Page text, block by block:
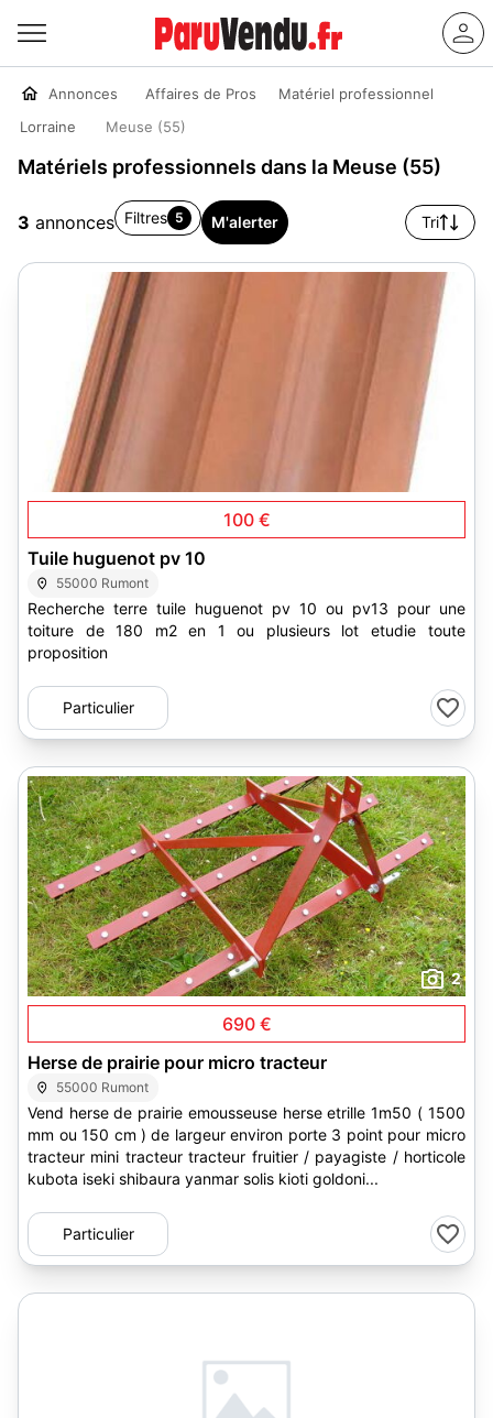
Annonces Affaires de Pros
Matériel professionnel
Lorraine
Meuse (55)
Matériels professionnels dans la Meuse (55)
3 annonces Filtres 5 M'alerter Tri
100 €
Tuile huguenot pv 10
55000 Rumont
Recherche terre tuile huguenot pv 10 ou pv13 pour une
toiture de 180 m2 en 1 ou plusieurs lot etudie toute
proposition
Particulier
2
690 €
Herse de prairie pour micro tracteur
55000 Rumont
Vend herse de prairie emousseuse herse etrille 1m50 ( 1500
mm ou 150 cm ) de largeur environ porte 3 point pour micro
tracteur mini tracteur tracteur fruitier / payagiste / horticole
kubota iseki shibaura yanmar solis kioti goldoni...
Particulier